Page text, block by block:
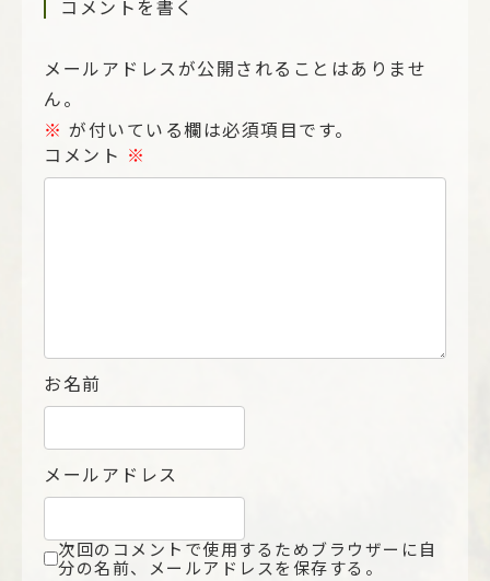
コメントを書く
メールアドレスが公開されることはありませ
ん。
※ が付いている欄は必須項目です。
コメント ※
お名前
メールアドレス
次回のコメントで使用するためブラウザーに自
分の名前、メールアドレスを保存する。